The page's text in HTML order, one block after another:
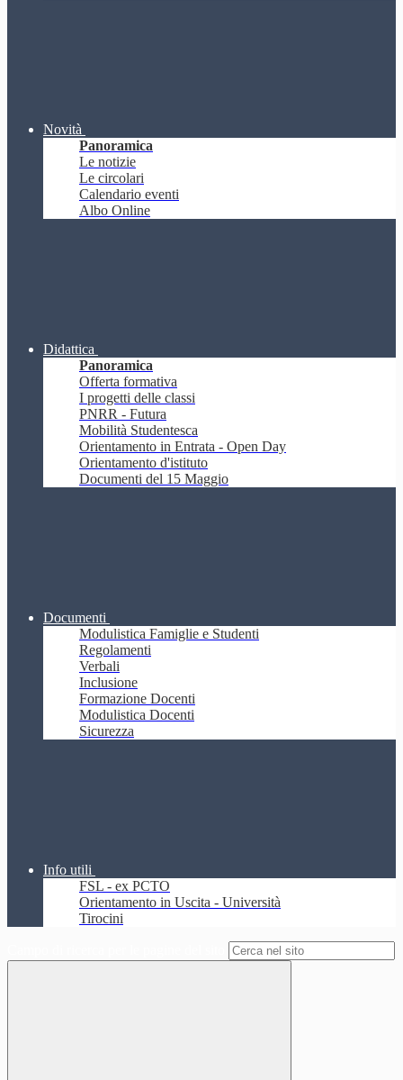
Novità
Panoramica
Le notizie
Le circolari
Calendario eventi
Albo Online
Didattica
Panoramica
Offerta formativa
I progetti delle classi
PNRR - Futura
Mobilità Studentesca
Orientamento in Entrata - Open Day
Orientamento d'istituto
Documenti del 15 Maggio
Documenti
Modulistica Famiglie e Studenti
Regolamenti
Verbali
Inclusione
Formazione Docenti
Modulistica Docenti
Sicurezza
Info utili
FSL - ex PCTO
Orientamento in Uscita - Università
Tirocini